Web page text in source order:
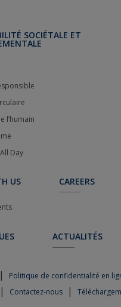
SOCIÉTALE ET
l’humain
Day
US CAREERS
ACTUALITÉS
| Politique de confidentialité en
| Contactez-nous |